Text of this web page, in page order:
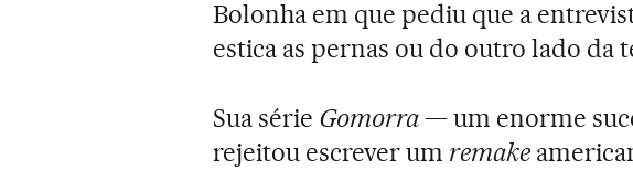
Bolonha em que pediu que a
estica as pernas ou do outro lado da
Sua série Gomorra — um enorme
rejeitou escrever um remake